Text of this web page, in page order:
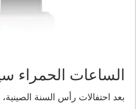
الساعات الحمراء
بعد احتفالات رأس السنة